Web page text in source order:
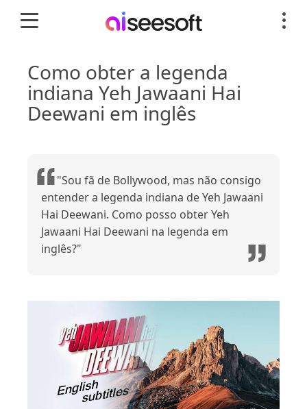
Como obter a legenda
indiana Yeh Jawaani Hai
Deewani em inglês
"Sou fã de Bollywood, mas não consigo
entender a legenda indiana de Yeh Jawaani
Hai Deewani. Como posso obter Yeh
Jawaani Hai Deewani na legenda em
inglês?"